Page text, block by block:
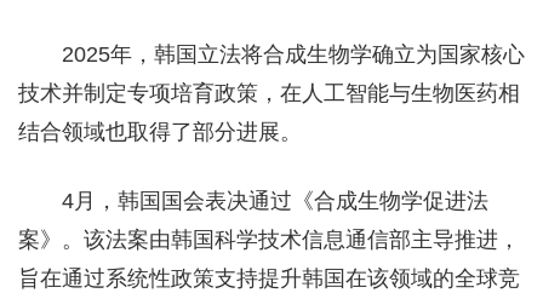
2025年，韩国立法将合成生物学确立为国家核心
技术并制定专项培育政策，在人工智能与生物医药相
结合领域也取得了部分进展。
4月，韩国国会表决通过《合成生物学促进法
案》。该法案由韩国科学技术信息通信部主导推进，
旨在通过系统性政策支持提升韩国在该领域的全球竞